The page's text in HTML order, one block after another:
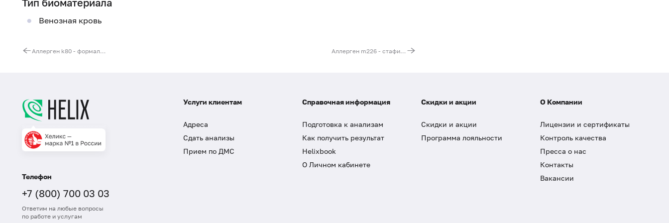
Тип биоматериала
Венозная кровь
Аллерген k80 - формальдегид/формалин, IgE (ImmunoCAP) Аллерген m226 - стафилококковый энтеротоксин TSST, IgE (ImmunoCAP)
Телефон
+7 (800) 700 03 03
Ответим на любые вопросы
по работе и услугам
Услуги клиентам
Адреса
Сдать анализы
Прием по ДМС
Справочная информация
Подготовка к анализам
Как получить результат
Helixbook
О Личном кабинете
Скидки и акции
Скидки и акции
Программа лояльности
О Компании
Лицензии и сертификаты
Контроль качества
Пресса о нас
Контакты
Вакансии